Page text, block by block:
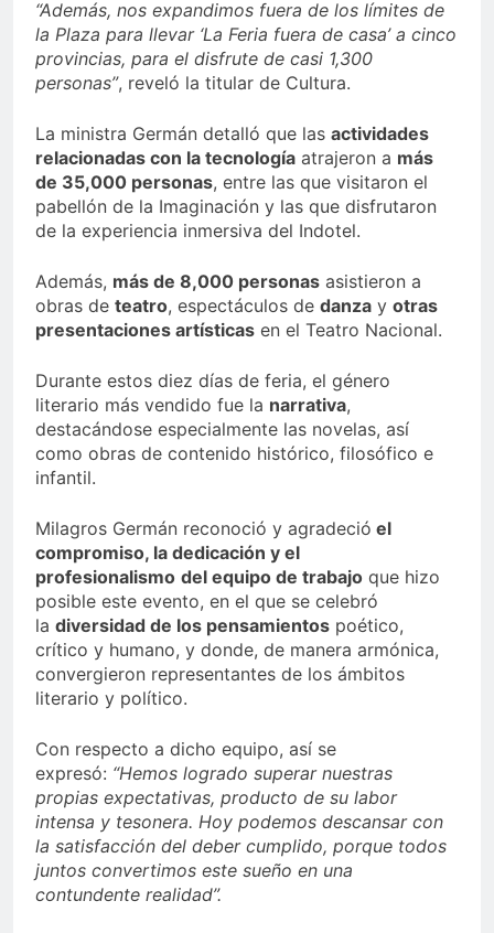
“Además, nos expandimos fuera de los límites de
la Plaza para llevar ‘La Feria fuera de casa’ a cinco
provincias, para el disfrute de casi 1,300
personas”, reveló la titular de Cultura.
La ministra Germán detalló que las actividades
relacionadas con la tecnología atrajeron a más
de 35,000 personas, entre las que visitaron el
pabellón de la Imaginación y las que disfrutaron
de la experiencia inmersiva del Indotel.
Además, más de 8,000 personas asistieron a
obras de teatro, espectáculos de danza y otras
presentaciones artísticas en el Teatro Nacional.
Durante estos diez días de feria, el género
literario más vendido fue la narrativa,
destacándose especialmente las novelas, así
como obras de contenido histórico, filosófico e
infantil.
Milagros Germán reconoció y agradeció el
compromiso, la dedicación y el
profesionalismo del equipo de trabajo que hizo
posible este evento, en el que se celebró
la diversidad de los pensamientos poético,
crítico y humano, y donde, de manera armónica,
convergieron representantes de los ámbitos
literario y político.
Con respecto a dicho equipo, así se
expresó: “Hemos logrado superar nuestras
propias expectativas, producto de su labor
intensa y tesonera. Hoy podemos descansar con
la satisfacción del deber cumplido, porque todos
juntos convertimos este sueño en una
contundente realidad”.